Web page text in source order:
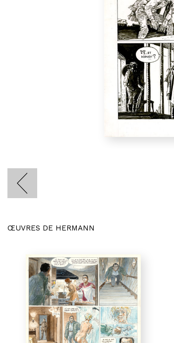
ŒUVRES DE HERMANN